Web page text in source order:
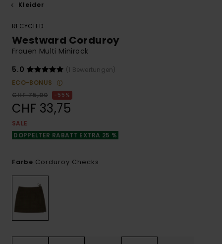
Kleider
RECYCLED
Westward Corduroy
Frauen Multi Minirock
5.0
(1 Bewertungen)
ECO-BONUS
CHF 75,00
55%
CHF 33,75
SALE
DOPPELTER RABATT EXTRA 25 %
Farbe Corduroy Checks